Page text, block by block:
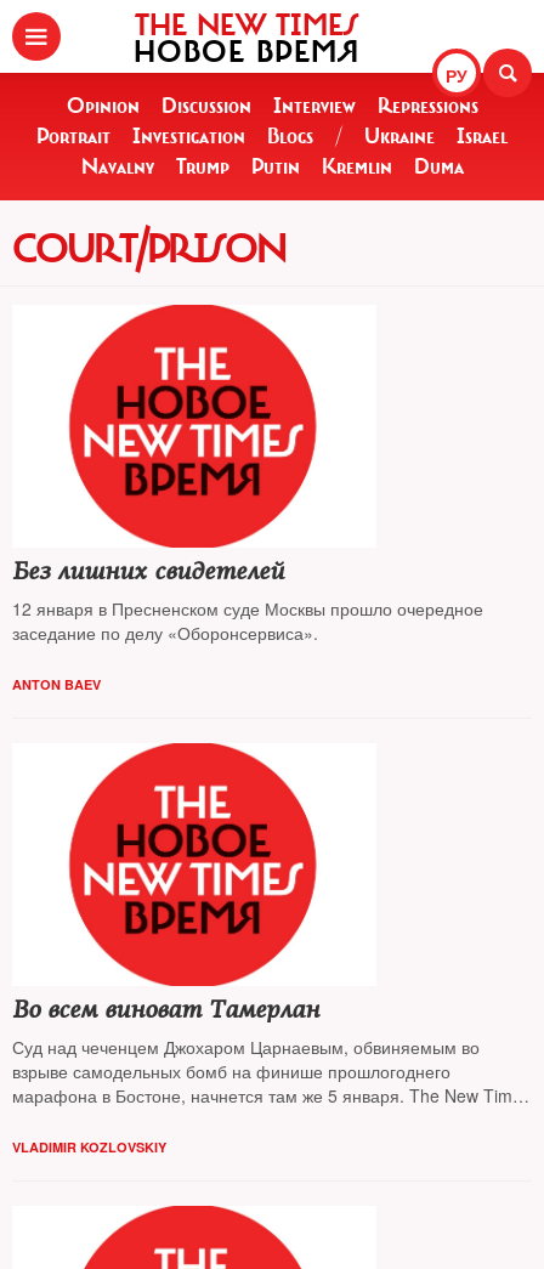
РУ
THE NEW TIMES
НОВОЕ ВРЕМЯ
Opinion Discussion Interview
Repressions
Portrait
Investigation Blogs / Ukraine
Israel
Navalny
Trump Putin Kremlin Duma
COURT/PRISON
Без лишних свидетелей
12 января в Пресненском суде Москвы прошло очередное
заседание по делу «Оборонсервиса».
ANTON BAEV
Во всем виноват Тамерлан
Суд над чеченцем Джохаром Царнаевым, обвиняемым во
взрыве самодельных бомб на финише прошлогоднего
марафона в Бостоне, начнется там же 5 января. The New Times
VLADIMIR KOZLOVSKIY